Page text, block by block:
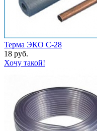
Терма ЭКО С-28
18 руб.
Хочу такой!